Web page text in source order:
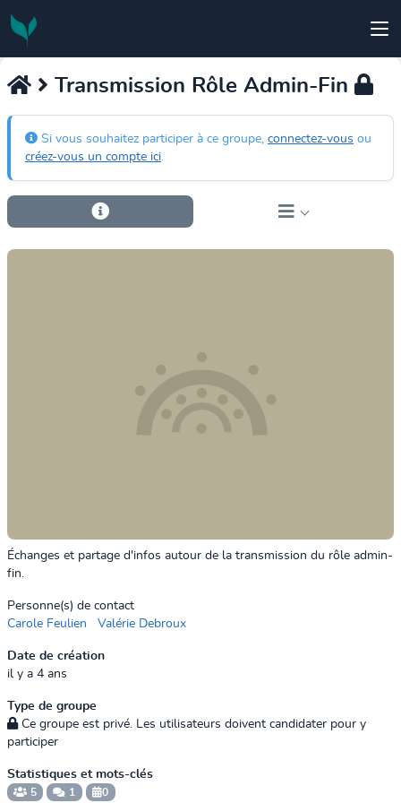
Transmission Rôle Admin-Fin
Si vous souhaitez participer à ce groupe, connectez-vous ou
créez-vous un compte ici.
Échanges et partage d'infos autour de la transmission du rôle admin-
fin.
Personne(s) de contact
Carole Feulien
Valérie Debroux
Date de création
il y a 4 ans
Type de groupe
Ce groupe est privé. Les utilisateurs doivent candidater pour y
participer
Statistiques et mots-clés
5 1 0